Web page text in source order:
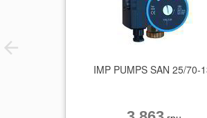
менша ймовірність несправностей)
Керамічний вал і підшипники для
експлуатації
Необов’язковий адаптер для фітингової
IMP PUMPS SAN 25/70-